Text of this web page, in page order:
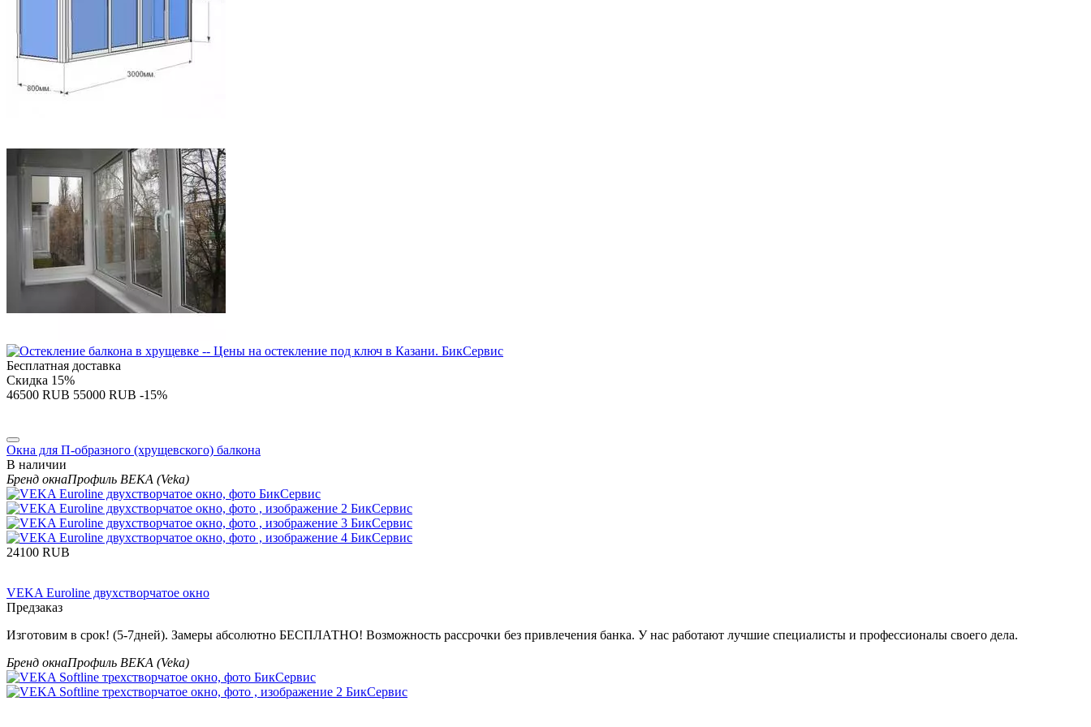
Бесплатная доставка
Скидка 15%
‍46500‍ RUB ‍55000‍ RUB -15%
Окна для П-образного (хрущевского) балкона
В наличии
Бренд окнаПрофиль ВЕКА (Veka)
‍24100‍ RUB
VEKA Euroline двухстворчатое окно
Предзаказ
Изготовим в срок! (5-7дней). Замеры абсолютно БЕСПЛАТНО! Возможность рассрочки без привлечения банка. У нас работают лучшие специалисты и профессионалы своего дела.
Бренд окнаПрофиль ВЕКА (Veka)